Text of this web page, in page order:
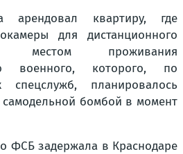
квартиру, где
для дистанционного
местом проживания
военного, которого, по
спецслужб, планировалось
самодельной бомбой в момент
ФСБ задержала в Краснодаре